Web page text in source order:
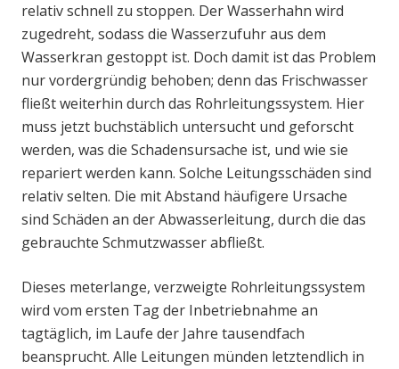
relativ schnell zu stoppen. Der Wasserhahn wird
zugedreht, sodass die Wasserzufuhr aus dem
Wasserkran gestoppt ist. Doch damit ist das Problem
nur vordergründig behoben; denn das Frischwasser
fließt weiterhin durch das Rohrleitungssystem. Hier
muss jetzt buchstäblich untersucht und geforscht
werden, was die Schadensursache ist, und wie sie
repariert werden kann. Solche Leitungsschäden sind
relativ selten. Die mit Abstand häufigere Ursache
sind Schäden an der Abwasserleitung, durch die das
gebrauchte Schmutzwasser abfließt.
Dieses meterlange, verzweigte Rohrleitungssystem
wird vom ersten Tag der Inbetriebnahme an
tagtäglich, im Laufe der Jahre tausendfach
beansprucht. Alle Leitungen münden letztendlich in